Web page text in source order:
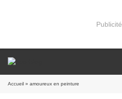
Publicité
Accueil » amoureux en peinture